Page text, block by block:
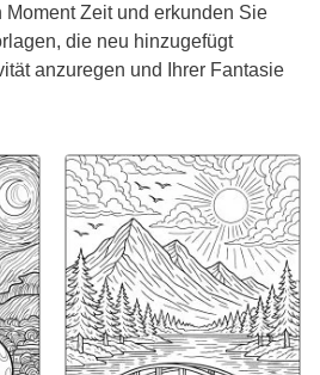
Zeit und erkunden Sie
die neu hinzugefügt
anzuregen und Ihrer Fantasie